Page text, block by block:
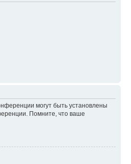
могут быть установлены
Помните, что ваше